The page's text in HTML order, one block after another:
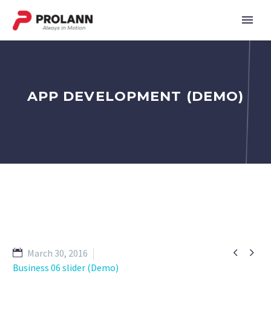
APP DEVELOPMENT (DEMO)
 
March 30, 2016
Business 06 slider (Demo)